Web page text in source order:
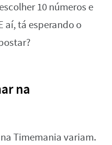
10 números e
aí, tá esperando o
na
Timemania variam.